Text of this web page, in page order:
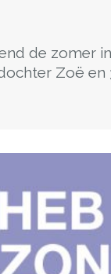
de zomer
Zoë en